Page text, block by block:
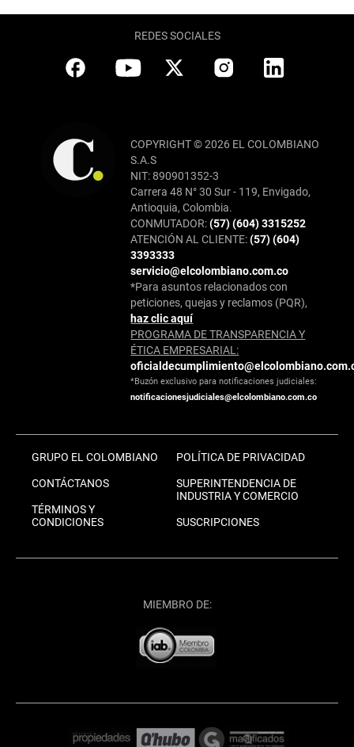
REDES SOCIALES
COPYRIGHT © 2026 EL COLOMBIANO
S.A.S
NIT: 890901352-3
Carrera 48 N° 30 Sur - 119, Envigado,
Antioquia, Colombia.
CONMUTADOR:(57) (604) 3315252
ATENCIÓN AL CLIENTE:(57) (604)
3393333
servicio@elcolombiano.com.co
*Para asuntos relacionados con
peticiones, quejas y reclamos (PQR),
haz clic aquí
PROGRAMA DE TRANSPARENCIA Y
ÉTICA EMPRESARIAL:
*Buzón exclusivo para notificaciones judiciales:
notificacionesjudiciales@elcolombiano.com.co
GRUPO EL COLOMBIANO
CONTÁCTANOS
TÉRMINOS Y
CONDICIONES
POLÍTICA DE PRIVACIDAD
SUPERINTENDENCIA DE
INDUSTRIA Y COMERCIO
SUSCRIPCIONES
MIEMBRO DE: